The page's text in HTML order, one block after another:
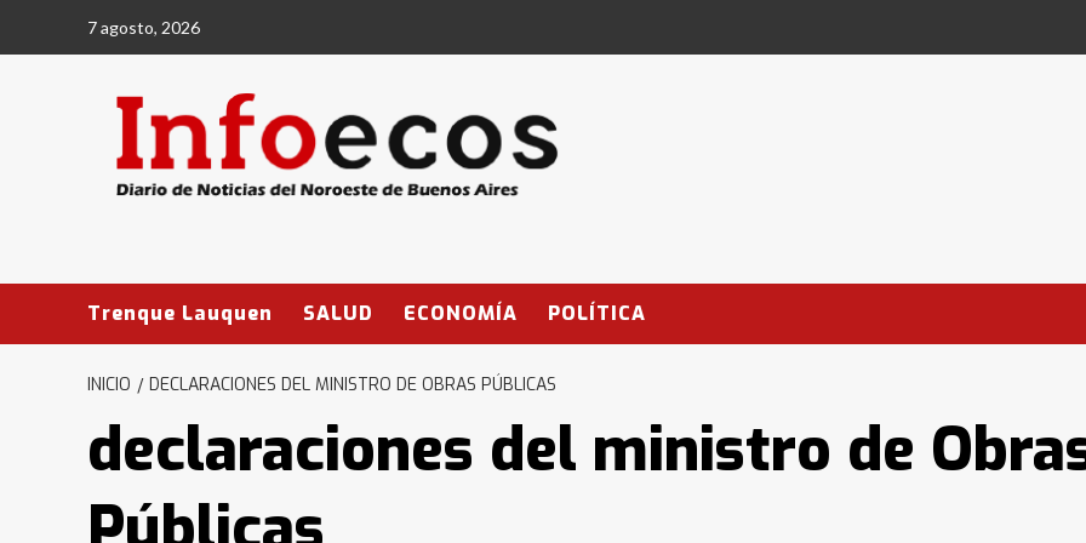
7 agosto, 2026
Trenque Lauquen SALUD ECONOMÍA POLÍTICA
INICIO DECLARACIONES DEL MINISTRO DE OBRAS PÚBLICAS
declaraciones del ministro de